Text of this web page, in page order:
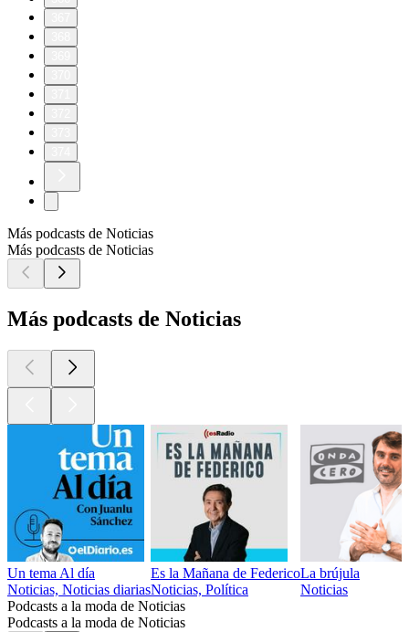
Más podcasts de Noticias
Más podcasts de Noticias
Más podcasts de Noticias
Un tema Al día
Noticias, Noticias diarias
Es la Mañana de Federico
Noticias, Política
La brújula
Noticias
Podcasts a la moda de Noticias
Podcasts a la moda de Noticias